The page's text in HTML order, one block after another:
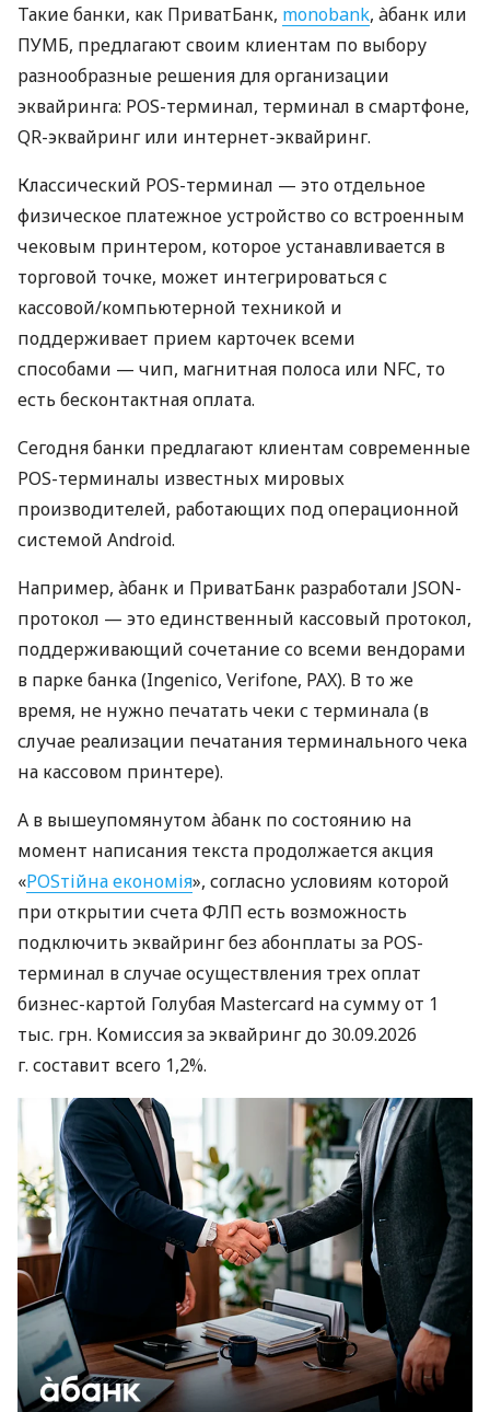
Такие банки, как ПриватБанк, monobank, àбанк или
ПУМБ, предлагают своим клиентам по выбору
разнообразные решения для организации
эквайринга: POS-терминал, терминал в смартфоне,
QR-эквайринг или интернет-эквайринг.
Классический POS-терминал — это отдельное
физическое платежное устройство со встроенным
чековым принтером, которое устанавливается в
торговой точке, может интегрироваться с
кассовой/компьютерной техникой и
поддерживает прием карточек всеми
способами — чип, магнитная полоса или NFC, то
есть бесконтактная оплата.
Сегодня банки предлагают клиентам современные
POS-терминалы известных мировых
производителей, работающих под операционной
системой Android.
Например, àбанк и ПриватБанк разработали JSON-
протокол — это единственный кассовый протокол,
поддерживающий сочетание со всеми вендорами
в парке банка (Ingenico, Verifone, PAX). В то же
время, не нужно печатать чеки с терминала (в
случае реализации печатания терминального чека
на кассовом принтере).
А в вышеупомянутом àбанк по состоянию на
момент написания текста продолжается акция
«POSтійна економія», согласно условиям которой
при открытии счета ФЛП есть возможность
подключить эквайринг без абонплаты за POS-
терминал в случае осуществления трех оплат
бизнес-картой Голубая Mastercard на сумму от 1
тыс. грн. Комиссия за эквайринг до 30.09.2026
г. составит всего 1,2%.